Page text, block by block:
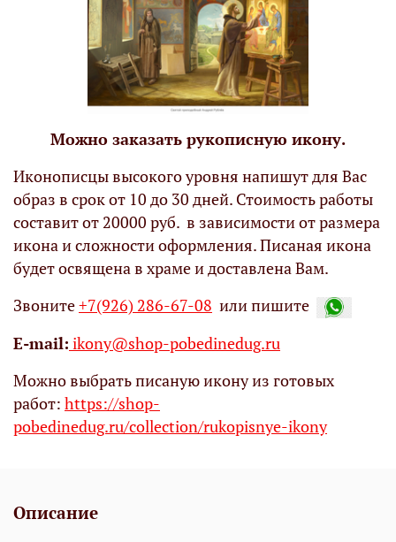
Можно заказать рукописную икону.
Иконописцы высокого уровня напишут для Вас
образ в срок от 10 до 30 дней. Стоимость работы
составит от 20000 руб. в зависимости от размера
икона и сложности оформления. Писаная икона
будет освящена в храме и доставлена Вам.
Звоните+7(926) 286-67-08 или пишите
Е-mail: ikony@shop-pobedinedug.ru
Можно выбрать писаную икону из готовых
работ: https://shop-
pobedinedug.ru/collection/rukopisnye-ikony
Описание